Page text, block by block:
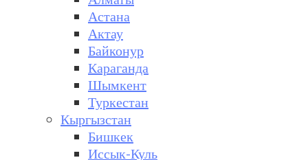
Астана
Актау
Байконур
Караганда
Шымкент
Туркестан
Кыргызстан
Бишкек
Иссык-Куль